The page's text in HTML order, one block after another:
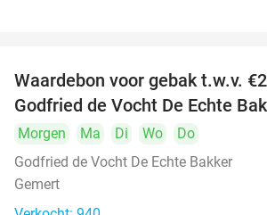
Waardebon voor gebak t.w.v.
Godfried de Vocht De Echte
Morgen Ma Di Wo
Do
Godfried de Vocht De Echte Bakker
Gemert